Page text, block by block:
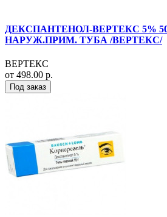
ДЕКСПАНТЕНОЛ-ВЕРТЕКС 5%
НАРУЖ.ПРИМ. ТУБА /ВЕРТЕКС/
ВЕРТЕКС
от 498.00 р.
Под заказ